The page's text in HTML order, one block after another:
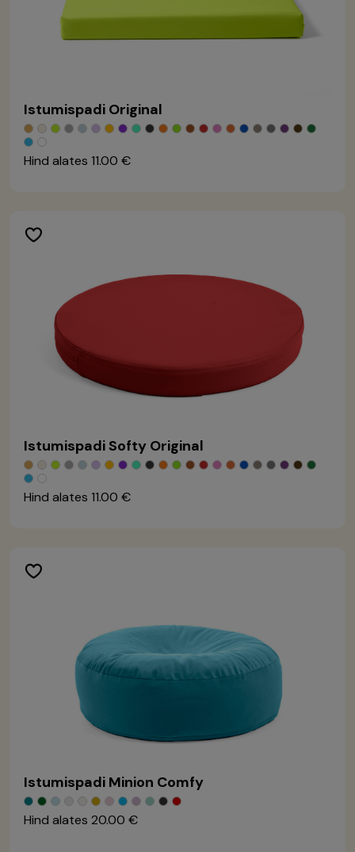
Istumispadi Original
Hind alates 11.00 €
Istumispadi Softy Original
Hind alates 11.00 €
Istumispadi Minion Comfy
Hind alates 20.00 €